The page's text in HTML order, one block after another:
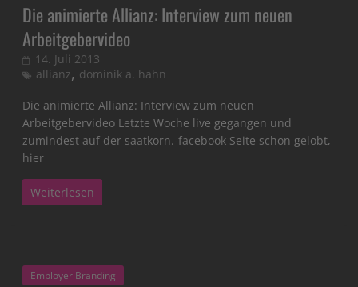
Die animierte Allianz: Interview zum neuen
Arbeitgebervideo
14. Juli 2013
allianz, dominik a. hahn
Die animierte Allianz: Interview zum neuen
Arbeitgebervideo Letzte Woche live gegangen und
zumindest auf der saatkorn.-facebook Seite schon gelobt,
hier
Weiterlesen
Employer Branding